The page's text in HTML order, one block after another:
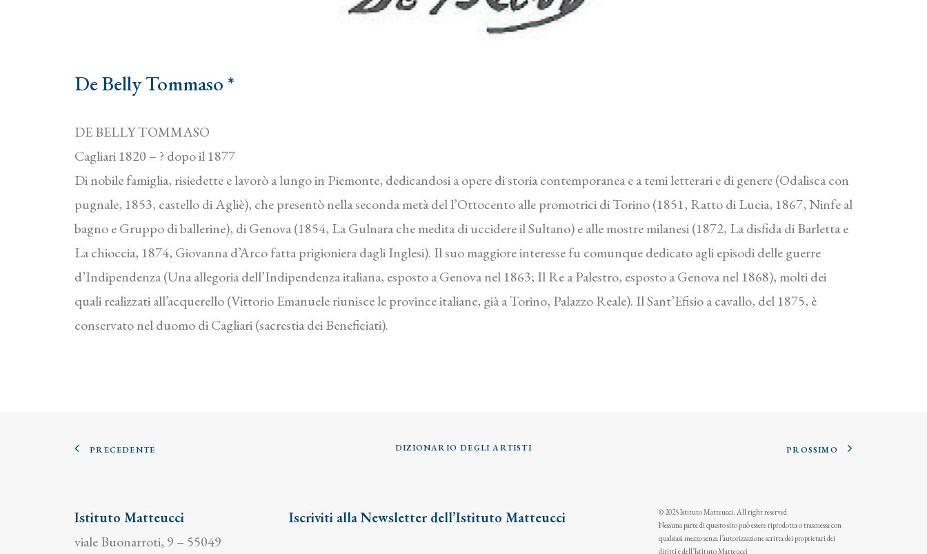
De Belly Tommaso *
DE BELLY TOMMASO
Cagliari 1820 – ? dopo il 1877
Di nobile famiglia, risiedette e lavorò a lungo in Piemonte, dedicandosi a opere di storia contemporanea e a temi letterari e di genere (Odalisca con
pugnale, 1853, castello di Agliè), che presentò nella seconda metà del l’Ottocento alle promotrici di Torino (1851, Ratto di Lucia, 1867, Ninfe al
bagno e Gruppo di ballerine), di Genova (1854, La Gulnara che medita di uccidere il Sultano) e alle mostre milanesi (1872, La disfida di Barletta e
La chioccia, 1874, Giovanna d’Arco fatta prigioniera dagli Inglesi). Il suo maggiore interesse fu comunque dedicato agli episodi delle guerre
d’Indipendenza (Una allegoria dell’Indipendenza italiana, esposto a Genova nel 1863; Il Re a Palestro, esposto a Genova nel 1868), molti dei
quali realizzati all’acquerello (Vittorio Emanuele riunisce le province italiane, già a Torino, Palazzo Reale). Il Sant’Efisio a cavallo, del 1875, è
conservato nel duomo di Cagliari (sacrestia dei Beneficiati).
PRECEDENTE DIZIONARIO DEGLI ARTISTI PROSSIMO
Istituto Matteucci
viale Buonarroti, 9 – 55049
Iscriviti alla Newsletter dell’Istituto Matteucci
© 2025 Istituto Matteucci. All right reserved
Nessuna parte di questo sito può essere riprodotta o trasmessa con
qualsiasi mezzo senza l’autorizzazione scritta dei proprietari dei
diritti e dell’Istituto Matteucci